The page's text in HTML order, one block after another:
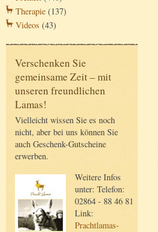
Therapie (137)
Videos (43)
Verschenken Sie
gemeinsame Zeit – mit
unseren freundlichen
Lamas!
Vielleicht wissen Sie es noch
nicht, aber bei uns können Sie
auch Geschenk-Gutscheine
erwerben.
Weitere Infos
unter: Telefon:
02864 - 88 46 81
Link:
Prachtlamas-